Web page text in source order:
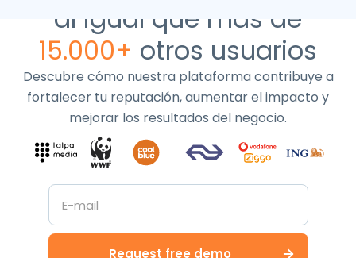
al igual que más de
15.000+ otros usuarios
Descubre cómo nuestra plataforma contribuye a
fortalecer tu reputación, aumentar el impacto y
mejorar los resultados del negocio.